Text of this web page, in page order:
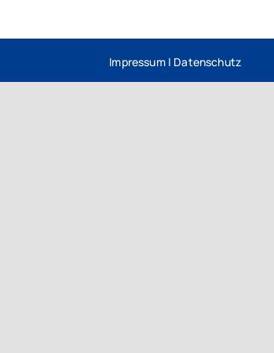
Impressum| Datenschutz